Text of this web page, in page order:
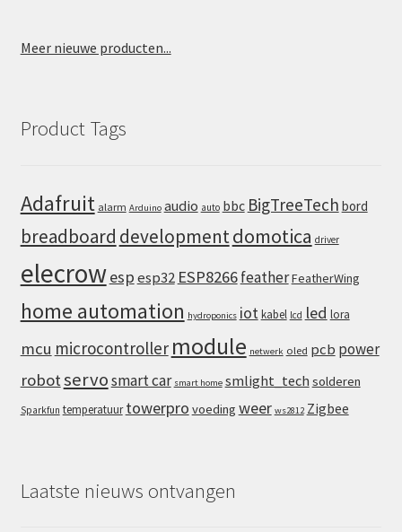
Meer nieuwe producten...
Product Tags
Adafruit alarm Arduino audio auto bbc BigTreeTech bord
breadboard developmentdomotica driver
elecrowespesp32 ESP8266featherFeatherWing
home automation hydroponics iot kabel lcd led lora
mcu microcontroller module netwerk oled pcb power
robotservosmart car smart home smlight_tech solderen
Sparkfun temperatuur towerpro voeding weer ws2812 Zigbee
Laatste nieuws ontvangen